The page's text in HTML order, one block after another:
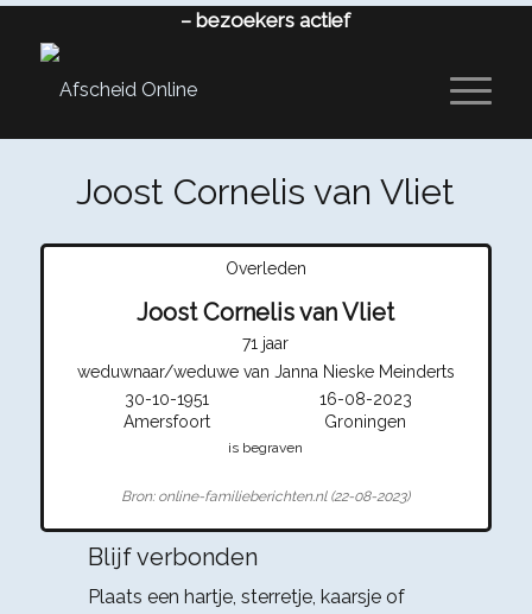
– bezoekers actief
Joost Cornelis van Vliet
Overleden
Joost Cornelis van Vliet
71 jaar
weduwnaar/weduwe van Janna Nieske Meinderts
30-10-1951
16-08-2023
Amersfoort
Groningen
is begraven
Bron: online-familieberichten.nl (22-08-2023)
Blijf verbonden
Plaats een hartje, sterretje, kaarsje of